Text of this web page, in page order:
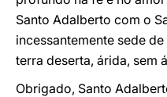
Santo Adalberto com o
incessantemente sede
terra deserta, árida, sem
Obrigado, Santo